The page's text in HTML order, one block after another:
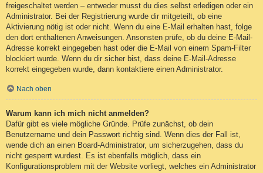
freigeschaltet werden – entweder musst du dies selbst erledigen oder ein
Administrator. Bei der Registrierung wurde dir mitgeteilt, ob eine
Aktivierung nötig ist oder nicht. Wenn du eine E-Mail erhalten hast, folge
den dort enthaltenen Anweisungen. Ansonsten prüfe, ob du deine E-Mail-
Adresse korrekt eingegeben hast oder die E-Mail von einem Spam-Filter
blockiert wurde. Wenn du dir sicher bist, dass deine E-Mail-Adresse
korrekt eingegeben wurde, dann kontaktiere einen Administrator.
Nach oben
Warum kann ich mich nicht anmelden?
Dafür gibt es viele mögliche Gründe. Prüfe zunächst, ob dein
Benutzername und dein Passwort richtig sind. Wenn dies der Fall ist,
wende dich an einen Board-Administrator, um sicherzugehen, dass du
nicht gesperrt wurdest. Es ist ebenfalls möglich, dass ein
Konfigurationsproblem mit der Website vorliegt, welches ein Administrator